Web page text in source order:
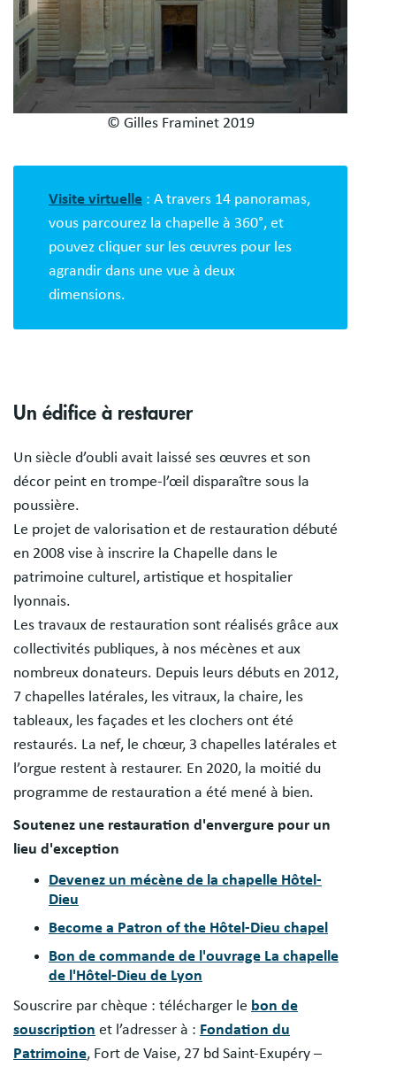
© Gilles Framinet 2019
Visite virtuelle : A travers 14 panoramas,
vous parcourez la chapelle à 360°, et
pouvez cliquer sur les œuvres pour les
agrandir dans une vue à deux
dimensions.
Un édifice à restaurer
Un siècle d’oubli avait laissé ses œuvres et son
décor peint en trompe-l’œil disparaître sous la
poussière.
Le projet de valorisation et de restauration débuté
en 2008 vise à inscrire la Chapelle dans le
patrimoine culturel, artistique et hospitalier
lyonnais.
Les travaux de restauration sont réalisés grâce aux
collectivités publiques, à nos mécènes et aux
nombreux donateurs. Depuis leurs débuts en 2012,
7 chapelles latérales, les vitraux, la chaire, les
tableaux, les façades et les clochers ont été
restaurés. La nef, le chœur, 3 chapelles latérales et
l’orgue restent à restaurer. En 2020, la moitié du
programme de restauration a été mené à bien.
Soutenez une restauration d'envergure pour un
lieu d'exception
Devenez un mécène de la chapelle Hôtel-
Dieu
Become a Patron of the Hôtel-Dieu chapel
Bon de commande de l'ouvrage La chapelle
de l'Hôtel-Dieu de Lyon
Souscrire par chèque : télécharger le bon de
souscription et l’adresser à : Fondation du
Patrimoine, Fort de Vaise, 27 bd Saint-Exupéry –